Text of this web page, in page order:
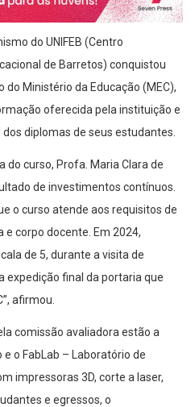
do UNIFEB (Centro
de Barretos) conquistou
Ministério da Educação (MEC),
oferecida pela instituição e
diplomas de seus estudantes.
do curso, Profa. Maria Clara de
de investimentos contínuos.
o curso atende aos requisitos de
corpo docente. Em 2024,
de 5, durante a visita de
expedição final da portaria que
afirmou.
comissão avaliadora estão a
o FabLab – Laboratório de
impressoras 3D, corte a laser,
e egressos, o